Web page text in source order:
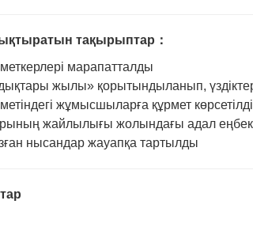
тақырыптар：
марапатталды
жылы» қорытындыланып,
жұмысшыларға құрмет көрсетілді
жайлылығы жолындағы адал еңбек
нысандар жауапқа тартылды